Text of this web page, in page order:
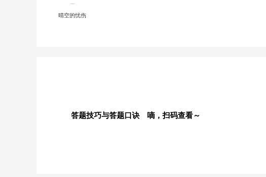
晴空的忧伤
答题技巧与答题口诀 嘀，扫码查看～